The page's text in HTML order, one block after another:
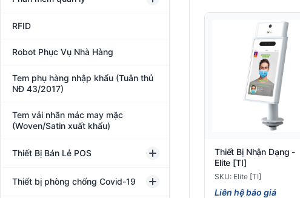
RFID
Robot Phục Vụ Nhà Hàng
Tem phụ hàng nhập khẩu (Tuân thủ
NĐ 43/2017)
Tem vải nhãn mác may mặc
(Woven/Satin xuất khẩu)
Thiết Bị Bán Lẻ POS
Thiết bị phòng chống Covid-19
Thiết Bị Nhận Dạng -
Elite [TI]
SKU: Elite [TI]
Liên hệ báo giá